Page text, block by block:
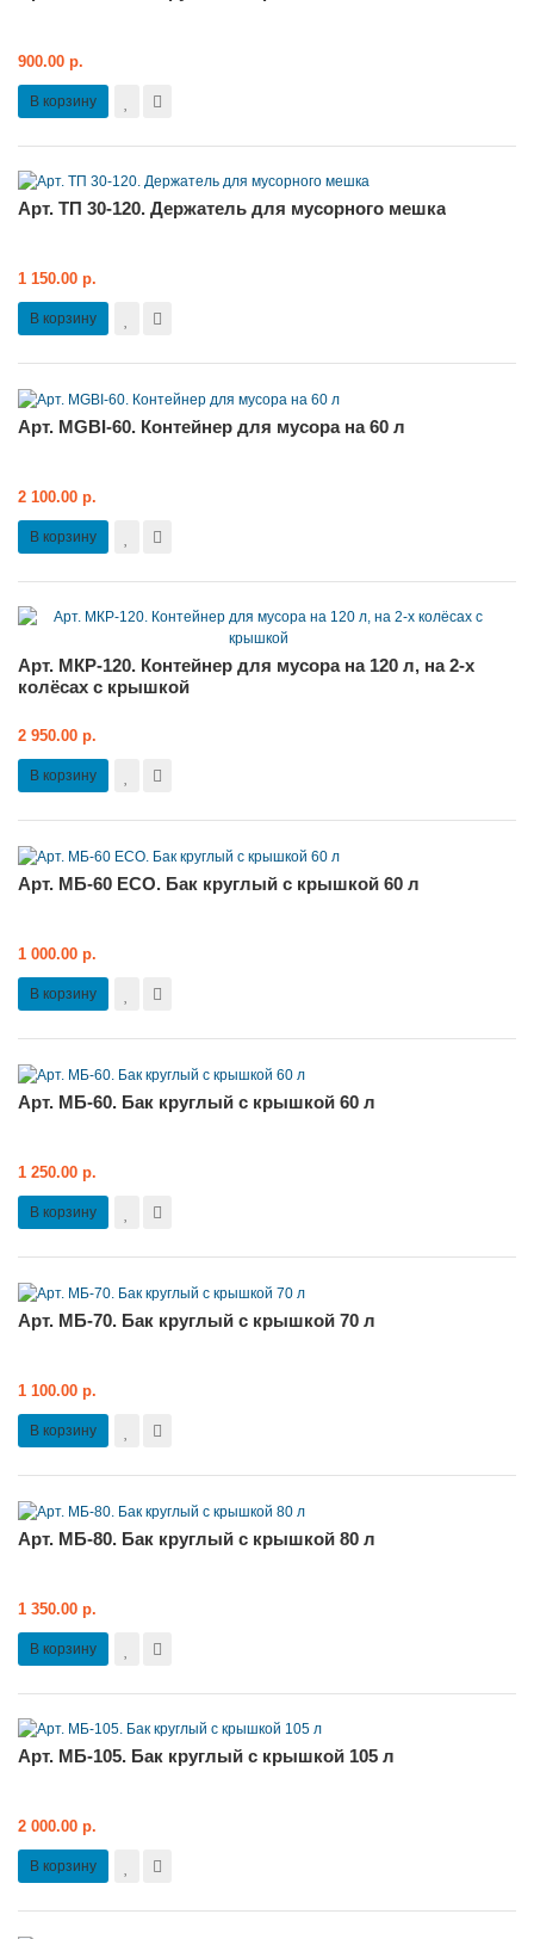
900.00 р.
В корзину
Арт. ТП 30-120. Держатель для мусорного мешка
1 150.00 р.
В корзину
Арт. MGBI-60. Контейнер для мусора на 60 л
2 100.00 р.
В корзину
Арт. MКР-120. Контейнер для мусора на 120 л, на 2-х
колёсах с крышкой
2 950.00 р.
В корзину
Арт. МБ-60 ЕСО. Бак круглый с крышкой 60 л
1 000.00 р.
В корзину
Арт. МБ-60. Бак круглый с крышкой 60 л
1 250.00 р.
В корзину
Арт. МБ-70. Бак круглый с крышкой 70 л
1 100.00 р.
В корзину
Арт. МБ-80. Бак круглый с крышкой 80 л
1 350.00 р.
В корзину
Арт. МБ-105. Бак круглый с крышкой 105 л
2 000.00 р.
В корзину